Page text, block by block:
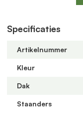
vindt je bij de
De overkapping
met alle benodigde
meegeleverd.
Offerte aanvragen
Specificaties
Artikelnummer
Kleur
Dak
Staanders